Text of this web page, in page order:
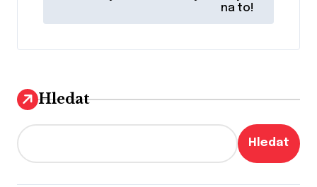
g
c
e
na to!
Hledat
Hledat